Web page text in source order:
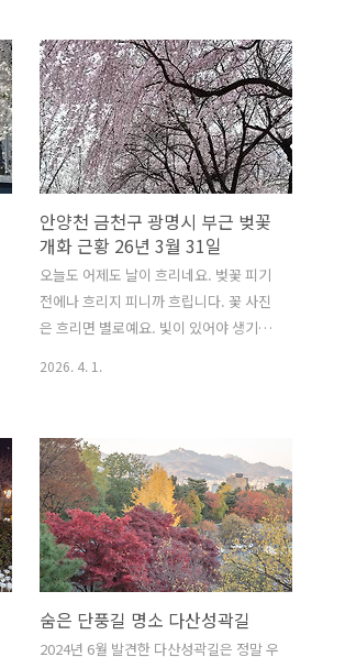
니다. 동작구 대방동에 있는 학교를 다녔
던 제가 능동 어린이대공원을 갔으니 아
마도 대부분의 서울에 사는 분들은 학교
에서 소풍이나 사생대회를 하러 갔을 것
으로 보이네요. 당시 기억은 아직도 생생
합니다. 오전 8시인가 9시까지 어린이대
공원 앞으로 모여서 출석 체크 했던 그때
가 아직도 생생하게 기억나요. 당시는 7호
선도 없어서 2호선 건대입구역에서 내려
서 한참 걸어갔었습니다. 지도앱도 없던
시절이라서 지나가는 사람들에게 물어물
어서 찾아갔네요. 이 어린이대공원을..
안양천 금천구 광명시 부근 벚꽃
개화 근황 26년 3월 31일
오늘도 어제도 날이 흐리네요. 벚꽃 피기
전에나 흐리지 피니까 흐립니다. 꽃 사진
은 흐리면 별로예요. 빛이 있어야 생기가
이 눈에 안들어와요. 주변 친구들이 다 생
기 넘치는 20,30대인데요. 그런데 40대
넘어가면서 내가 꽃이 아님을 알게 되죠.
죽음도 눈에 어른거리고 살아온 날보다
살날이 적은 분들은 생기 있는 모든 것을
좋아해요. 아기, 꽃을 왜 좋아하겠어요.
나에게 없는 생기가 있거든요. 그럼에도
벚꽃은 남녀노소 다 좋아해요 안양천은
서울에서도 알아주는 벚꽃 명소입니다.
2026. 4. 1.
숨은 단풍길 명소 다산성곽길
2024년 6월 발견한 다산성곽길은 정말 우